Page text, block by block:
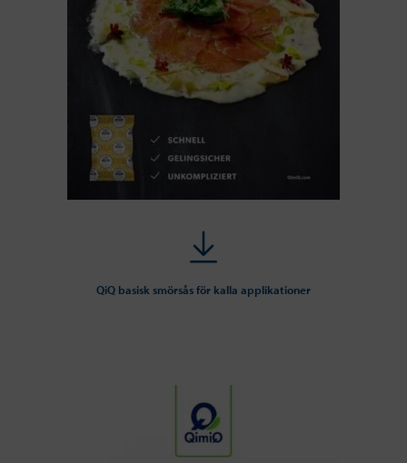
QiQ basisk smörsås för kalla applikationer